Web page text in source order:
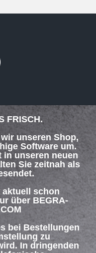
FRISCH.
unseren Shop,
Software um.
unseren neuen
Sie zeitnah als
aktuell schon
über BEGRA-
bei Bestellungen
zu
In dringenden
Kontakt